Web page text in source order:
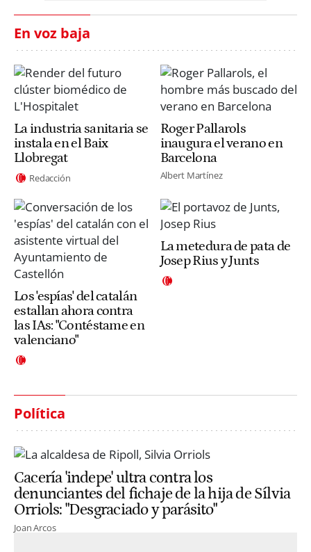
En voz baja
La industria sanitaria se
instala en el Baix
Llobregat
Redacción
Roger Pallarols
inaugura el verano en
Barcelona
Albert Martínez
Los 'espías' del catalán
estallan ahora contra
las IAs: "Contéstame en
valenciano"
La metedura de pata de
Josep Rius y Junts
Política
Cacería 'indepe' ultra contra los
denunciantes del fichaje de la hija de Sílvia
Orriols: "Desgraciado y parásito"
Joan Arcos